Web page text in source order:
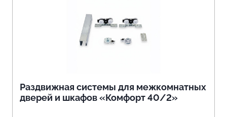
Раздвижная системы для межкомнатных
дверей и шкафов «Комфорт 40/2»